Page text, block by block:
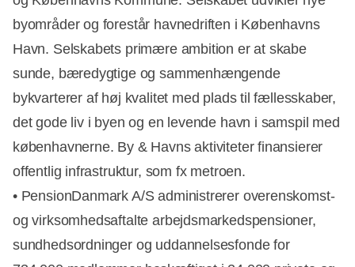
byområder og forestår havnedriften i Københavns
Havn. Selskabets primære ambition er at skabe
sunde, bæredygtige og sammenhængende
bykvarterer af høj kvalitet med plads til fællesskaber,
det gode liv i byen og en levende havn i samspil med
københavnerne. By & Havns aktiviteter finansierer
offentlig infrastruktur, som fx metroen.
• PensionDanmark A/S administrerer overenskomst-
og virksomhedsaftalte arbejdsmarkedspensioner,
sundhedsordninger og uddannelsesfonde for